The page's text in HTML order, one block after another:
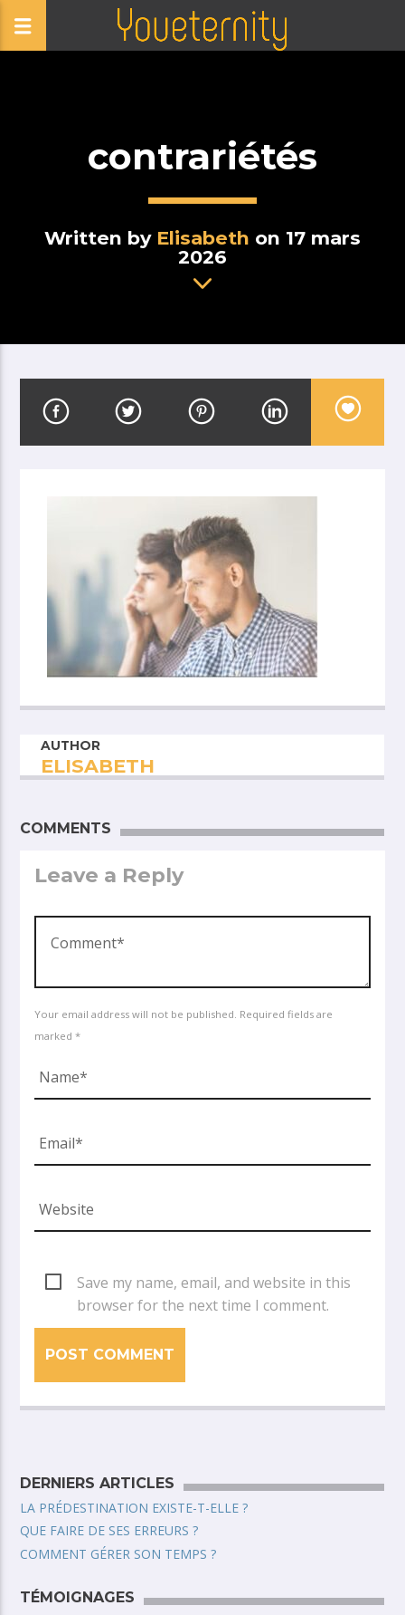
contrariétés
Written by Elisabeth on 17 mars
2026
AUTHOR
ELISABETH
COMMENTS
Leave a Reply
Your email address will not be published. Required fields are
marked *
Save my name, email, and website in this
browser for the next time I comment.
DERNIERS ARTICLES
LA PRÉDESTINATION EXISTE-T-ELLE ?
QUE FAIRE DE SES ERREURS ?
COMMENT GÉRER SON TEMPS ?
TÉMOIGNAGES